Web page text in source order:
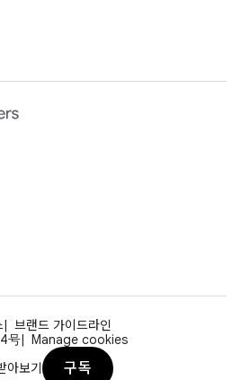
브랜드 가이드라인
号
Manage cookies
아보기
구독